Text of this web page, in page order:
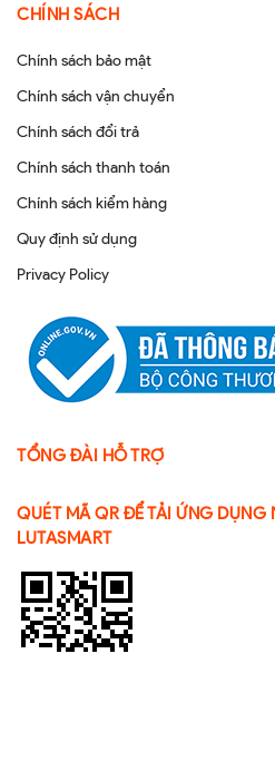
CHÍNH SÁCH
Chính sách bảo mật
Chính sách vận chuyển
Chính sách đổi trả
Chính sách thanh toán
Chính sách kiểm hàng
Quy định sử dụng
Privacy Policy
TỔNG ĐÀI HỖ TRỢ
QUÉT MÃ QR ĐỂ TẢI ỨNG DỤNG
LUTASMART